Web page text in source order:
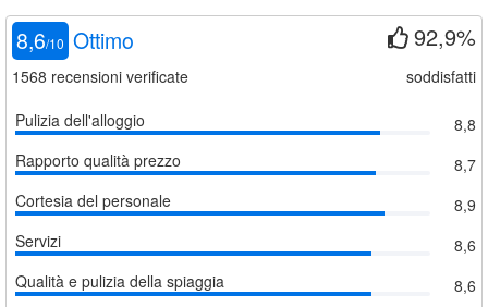
8,6/10 Ottimo
1568 recensioni verificate
92,9%
soddisfatti
Pulizia dell'alloggio
8,8
Rapporto qualità prezzo
8,7
Cortesia del personale
8,9
Servizi
8,6
Qualità e pulizia della spiaggia
8,6